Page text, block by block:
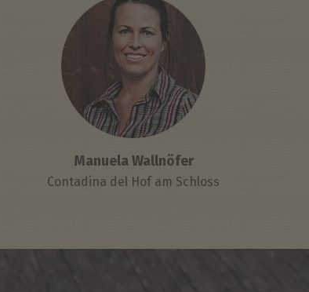
Manuela Wallnöfer
Contadina del Hof am Schloss